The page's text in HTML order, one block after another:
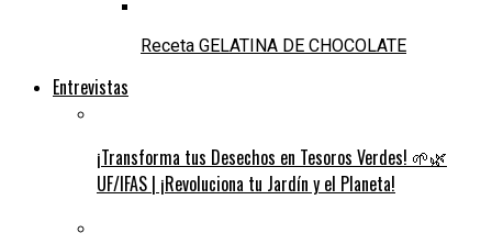
Receta GELATINA DE CHOCOLATE
Entrevistas
¡Transforma tus Desechos en Tesoros Verdes! 🌱🌿
UF/IFAS | ¡Revoluciona tu Jardín y el Planeta!